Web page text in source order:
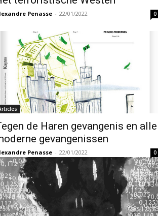
Penasse - 22/01/2022 0
de Haren gevangenis en alle
gevangenissen
Penasse - 22/01/2022 0